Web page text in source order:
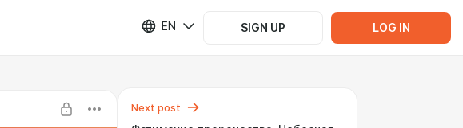
EN SIGN UP LOG IN
Next post